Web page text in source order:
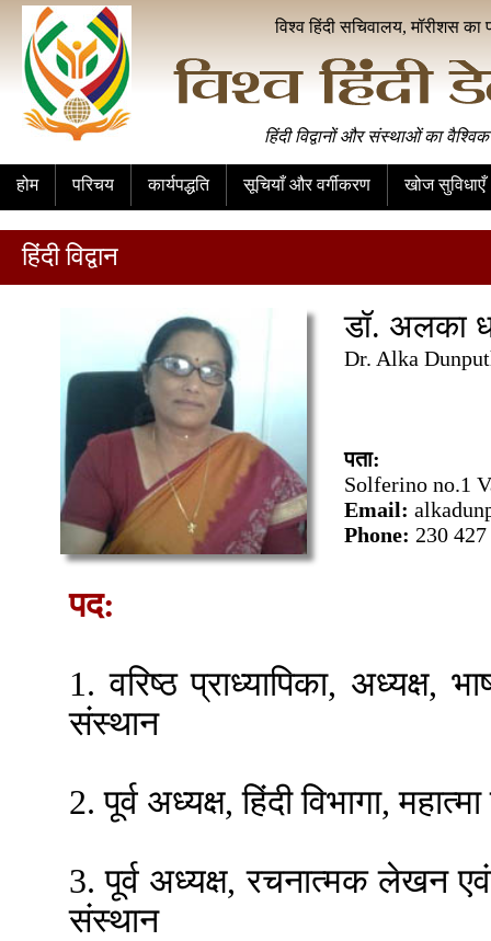
विश्व हिंदी सचिवालय, मॉरीशस का
हिंदी विद्वानों और संस्थाओं का
होम परिचय कार्यपद्धति सूचियाँ और वर्गीकरण खोज सुविधाएँ
हिंदी विद्वान
डॉ. अलका
Dr. Alka
पता:
Solferino no.1
Email:
Phone: 230
पद:
1. वरिष्ठ प्राध्यापिका, अध्यक्ष,
संस्थान
2. पूर्व अध्यक्ष, हिंदी विभागा,
3. पूर्व अध्यक्ष, रचनात्मक लेखन एवं
संस्थान